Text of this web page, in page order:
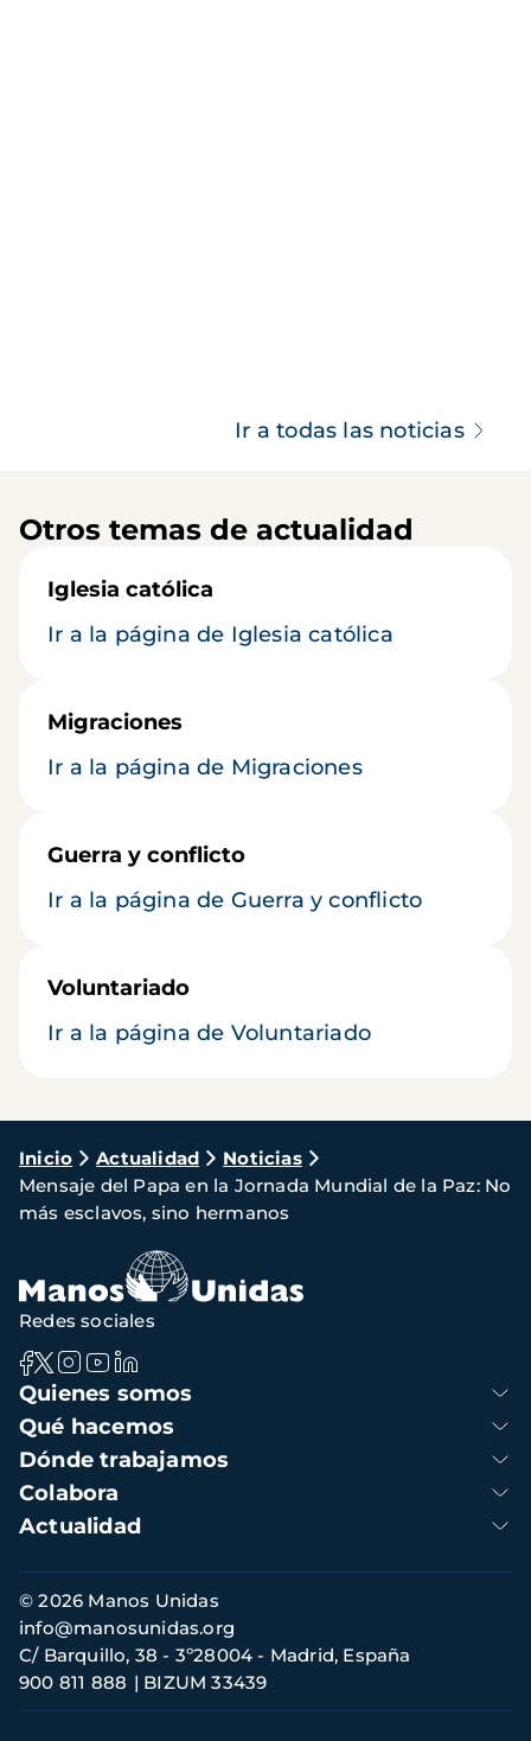
Ir a todas las noticias
Otros temas de actualidad
Iglesia católica
Ir a la página de Iglesia católica
Migraciones
Ir a la página de Migraciones
Guerra y conflicto
Ir a la página de Guerra y conflicto
Voluntariado
Ir a la página de Voluntariado
Ruta
de
navegación
Inicio Actualidad
Noticias
Mensaje del Papa en la Jornada Mundial de la Paz: No
más esclavos, sino hermanos
Navegación
principal
Quienes somos
Qué hacemos
Dónde trabajamos
Colabora
Actualidad
Redes sociales
Información
de
contacto
© 2026 Manos Unidas
C/ Barquillo, 38 - 3º28004 - Madrid, España
900 811 888
BIZUM 33439
info@manosunidas.org